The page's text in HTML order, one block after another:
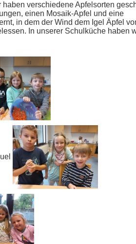
verschiedene Apfelsorten
einen Mosaik-Apfel und eine
, in dem der Wind dem Igel Äpfel
In unserer Schulküche haben